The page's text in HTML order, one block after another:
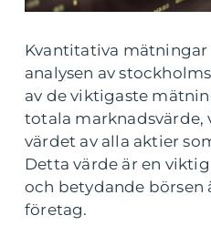
Kvantitativa
analysen av
av de viktigaste
totala marknadsvärde,
värdet av alla aktier
Detta värde är en
och betydande börsen
företag.